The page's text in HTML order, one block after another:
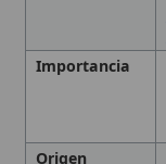
Tipo